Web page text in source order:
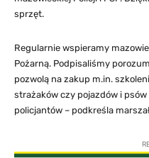
sprzęt.
Regularnie wspieramy
Pożarną. Podpisaliśmy
pozwolą na zakup m.in.
strażaków czy pojazdów i
policjantów – podkreśla